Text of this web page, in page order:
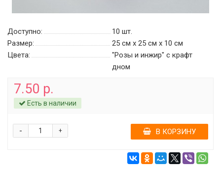
Доступно: 10 шт.
Размер:
25 см х 25 см х 10 см
Цвета:
"Розы и инжир" c крафт
дном
7.50 р.
Есть в наличии
+
- В КОРЗИНУ